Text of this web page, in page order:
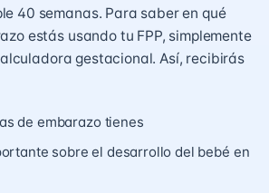
40 semanas. Para saber en qué
estás usando tu FPP, simplemente
gestacional. Así, recibirás
de embarazo tienes
sobre el desarrollo del bebé en